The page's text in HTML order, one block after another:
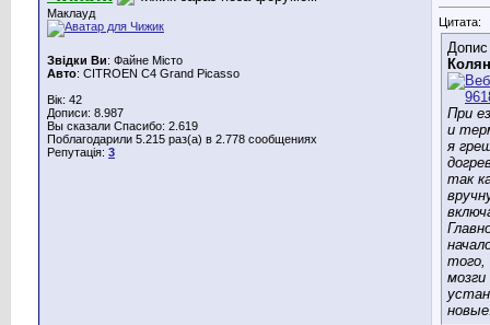
Маклауд
Звідки Ви: Файне Місто
Авто: CITROEN C4 Grand Picasso
Вік: 42
Дописи: 8.987
Вы сказали Спасибо: 2.619
Поблагодарили 5.215 раз(а) в 2.778 сообщениях
Репутація: 3
Цитата:
При
и
я
так
того,
мозги